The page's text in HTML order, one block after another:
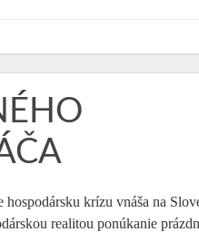
krízu vnáša na
realitou ponúkanie